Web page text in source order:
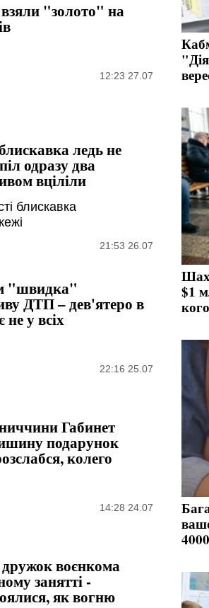
"золото" на
12:23 27.07
ледь не
одразу два
вціліли
блискавка
21:53 26.07
"швидка"
ДТП – дев'ятеро в
не у всіх
22:16 25.07
Габинет
подарунок
колего
14:28 24.07
воєнкома
занятті -
як вогню
$1